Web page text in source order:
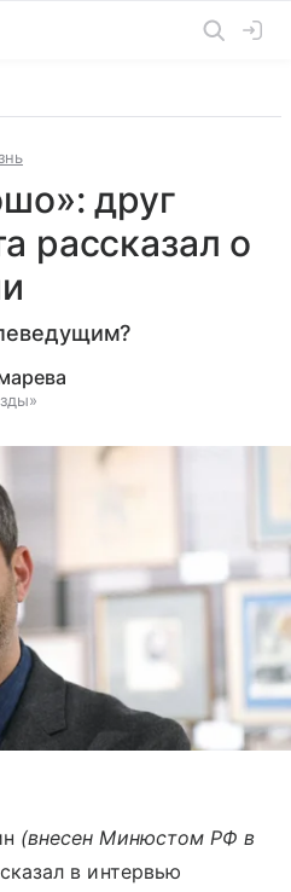
друг
рассказал о
(внесен Минюстом РФ в
в интервью